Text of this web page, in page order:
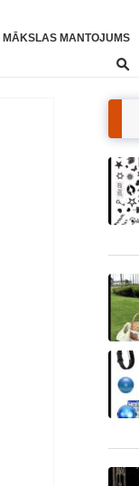
MĀKSLAS MANTOJUMS